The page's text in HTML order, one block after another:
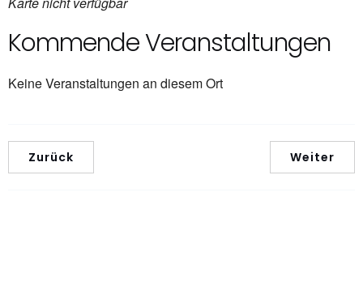
Kommende Veranstaltungen
Keine Veranstaltungen an diesem Ort
Zurück Weiter